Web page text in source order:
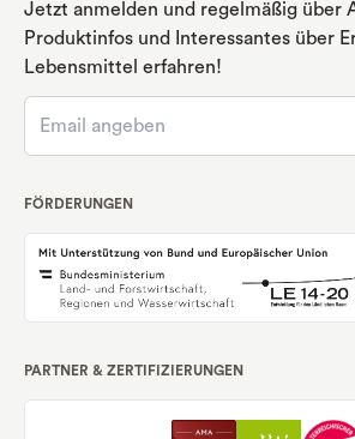
Jetzt anmelden und regelmäßig über
Produktinfos und Interessantes über
Lebensmittel erfahren!
FÖRDERUNGEN
PARTNER & ZERTIFIZIERUNGEN